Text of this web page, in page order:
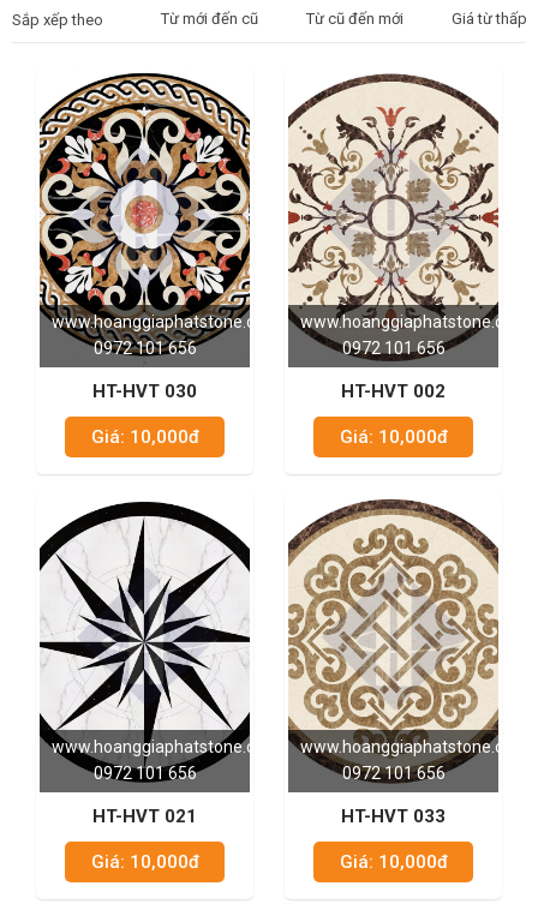
Sắp xếp theo Từ mới đến cũ Từ cũ đến mới Giá từ thấp
www.hoanggiaphatstone.com
0972 101 656
HT-HVT 030
Giá: 10,000đ
www.hoanggiaphatstone.com
0972 101 656
HT-HVT 002
Giá: 10,000đ
www.hoanggiaphatstone.com
0972 101 656
HT-HVT 021
Giá: 10,000đ
www.hoanggiaphatstone.com
0972 101 656
HT-HVT 033
Giá: 10,000đ